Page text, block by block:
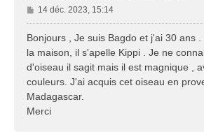
M
e
s
g
e
14 déc. 2023, 15:14
Bonjours , Je suis Bagdo et j'ai 30 ans
la maison, il s'apelle Kippi . Je ne
d'oiseau il sagit mais il est magnique ,
couleurs. J'ai acquis cet oiseau en
Madagascar.
Merci